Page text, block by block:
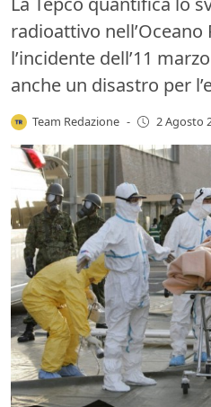
radioattivo nell’Oceano
l’incidente dell’11
anche un disastro per
Team Redazione - 2 Agosto